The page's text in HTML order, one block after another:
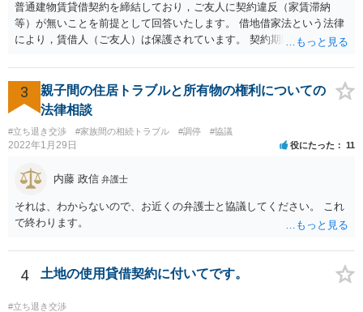
普通建物賃貸借契約を締結しており，ご友人に契約違反（家賃滞納
等）が無いことを前提として回答いたします。 借地借家法という法律
により，賃借人（ご友人）は保護されています。 契約期間途中であれ
一方的に終了させられてしまうことはありません。 さらに，契約期間
が満了するときであっても， 建物の老朽化が著しいとか，賃貸人（大
家さん）の居宅が無くなってしまったというような事情がない限り，
賃貸借契約は更新されます。 したがって，ご友人は，大家さんの要望
に応える必要はありません。 ご友人としては， Ａ 退去しないと主張
する Ｂ 退去しても良いが，相応の立退料を支払ってもらう という，
いずれかの選択肢をとることができます。さらに，Ｂの亜種として
Ｃ 退去の時期をたとえば半年先として，それまでの期間の賃料を免
除してもらう という方法もあり得るかもしれません（実質的には半年
分の立退き料をもらったことになります。）。 ストレスで体調を崩さ
れるのもよろしくないですから，費用の面で折り合いがつけば，弁護
士に交渉を代理してもらっても良いように思います。
3
親子間の住居トラブルと所有物の権利についての
法律相談
#立ち退き交渉 #家族間の相続トラブル #調停 #協議
2022年1月29日 役にたった 11
内藤 政信 弁護士
それは、わからないので、お近くの弁護士と協議してください。 これ
で終わります。
4 土地の使用貸借契約に付いてです。
#立ち退き交渉